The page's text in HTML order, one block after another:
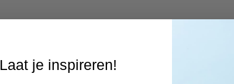
Laat je inspireren!